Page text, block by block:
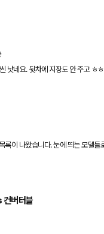
다 훨씬 낫네요. 뒷차에 지장도 안 주고 ㅎㅎ
니다. 눈에 띄는 모델들로
.
컨버터블